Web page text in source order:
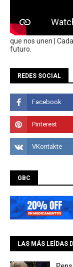
que nos unen |
futuro.
REDES SOCIAL
GBC
LAS MÁS LEÍDAS